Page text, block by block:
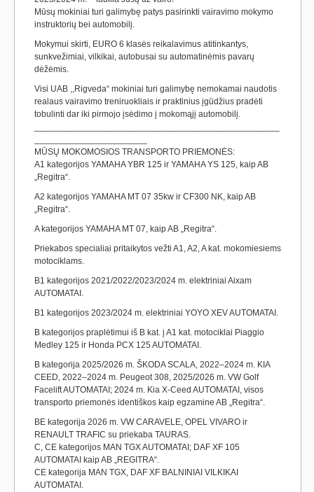
Mūsų mokiniai turi galimybę patys pasirinkti vairavimo mokymo
instruktorių bei automobilį.
Mokymui skirti, EURO 6 klasės reikalavimus atitinkantys,
sunkvežimiai, vilkikai, autobusai su automatinėmis pavarų
dėžėmis.
Visi UAB ,,Rigveda“ mokiniai turi galimybę nemokamai naudotis
realaus vairavimo treniruokliais ir praktinius įgūdžius pradėti
tobulinti dar iki pirmojo įsėdimo į mokomąjį automobilį.
MŪSŲ MOKOMOSIOS TRANSPORTO PRIEMONĖS:
A1 kategorijos YAMAHA YBR 125 ir YAMAHA YS 125, kaip AB
„Regitra“.
A2 kategorijos YAMAHA MT 07 35kw ir CF300 NK, kaip AB
„Regitra“.
A kategorijos YAMAHA MT 07, kaip AB „Regitra“.
Priekabos specialiai pritaikytos vežti A1, A2, A kat. mokomiesiems
motociklams.
B1 kategorijos 2021/2022/2023/2024 m. elektriniai Aixam
AUTOMATAI.
B1 kategorijos 2023/2024 m. elektriniai YOYO XEV AUTOMATAI.
B kategorijos praplėtimui iš B kat. į A1 kat. motociklai Piaggio
Medley 125 ir Honda PCX 125 AUTOMATAI.
B kategorija 2025/2026 m. ŠKODA SCALA, 2022–2024 m. KIA
CEED, 2022–2024 m. Peugeot 308, 2025/2026 m. VW Golf
Facelift AUTOMATAI; 2024 m. Kia X-Ceed AUTOMATAI, visos
transporto priemonės identiškos kaip egzamine AB „Regitra“.
BE kategorija 2026 m. VW CARAVELE, OPEL VIVARO ir
RENAULT TRAFIC su priekaba TAURAS.
C, CE kategorijos MAN TGX AUTOMATAI; DAF XF 105
AUTOMATAI kaip AB „REGITRA“.
CE kategorija MAN TGX, DAF XF BALNINIAI VILKIKAI
AUTOMATAI.